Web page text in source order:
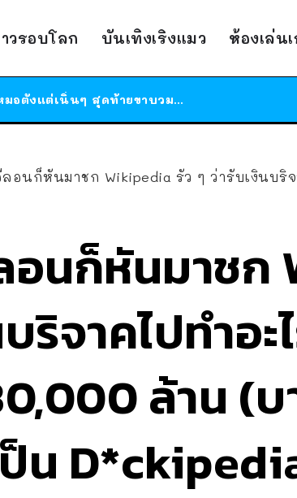
วรอบโลก บันเทิงเริงแมว ห้องเล่น
ร้านอาหารในนิวยอร์กประกาศปิดตัวลง หลังอยู่มานานกว่า 45 ปี ติดป้ายขอบคุณลูกค้าทุกคน แถมสูตรทำไวท์ซอสให้แบบจัดเต็ม
ได้เวลาเด็กหนวดรวมตัว RF Online Next เปิดให้เล่นแล้ว เกม Sci-Fi MMORPG ระดับตำนาน เล่นได้ทั้งมือถือและ PC
หันมาชก Wikipedia รัว ๆ ว่ารับเงินบริจาคไปทำอะไร? แถมเสน
นก็หันมาชก
ริจาคไปทำอ
ล้าน (
น